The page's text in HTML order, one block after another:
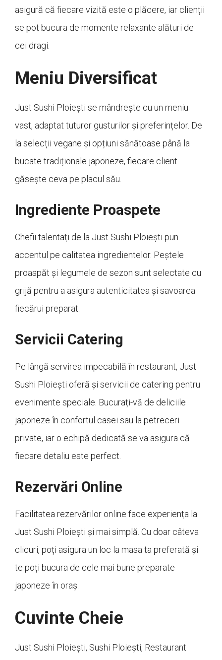
asigură că fiecare vizită este o plăcere, iar clienții
se pot bucura de momente relaxante alături de
cei dragi.
Meniu Diversificat
Just Sushi Ploiești se mândrește cu un meniu
vast, adaptat tuturor gusturilor și preferințelor. De
la selecții vegane și opțiuni sănătoase până la
bucate tradiționale japoneze, fiecare client
găsește ceva pe placul său.
Ingrediente Proaspete
Chefii talentați de la Just Sushi Ploiești pun
accentul pe calitatea ingredientelor. Peștele
proaspăt și legumele de sezon sunt selectate cu
grijă pentru a asigura autenticitatea și savoarea
fiecărui preparat.
Servicii Catering
Pe lângă servirea impecabilă în restaurant, Just
Sushi Ploiești oferă și servicii de catering pentru
evenimente speciale. Bucurați-vă de deliciile
japoneze în confortul casei sau la petreceri
private, iar o echipă dedicată se va asigura că
fiecare detaliu este perfect.
Rezervări Online
Facilitatea rezervărilor online face experiența la
Just Sushi Ploiești și mai simplă. Cu doar câteva
clicuri, poți asigura un loc la masa ta preferată și
te poți bucura de cele mai bune preparate
japoneze în oraș.
Cuvinte Cheie
Just Sushi Ploiești, Sushi Ploiești, Restaurant